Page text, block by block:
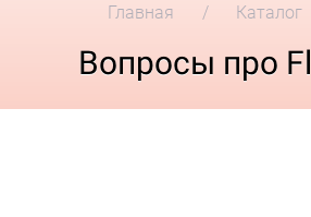
Главная Каталог
Вопросы про